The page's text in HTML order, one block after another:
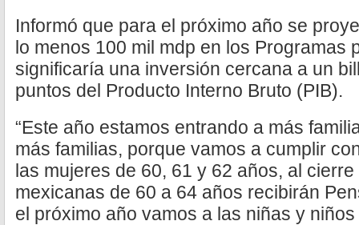
Informó que para el próximo año se
lo menos 100 mil mdp en los Programas
significaría una inversión cercana a un
puntos del Producto Interno Bruto (PIB).
“Este año estamos entrando a más
más familias, porque vamos a cumplir
las mujeres de 60, 61 y 62 años, al
mexicanas de 60 a 64 años recibirán
el próximo año vamos a las niñas y